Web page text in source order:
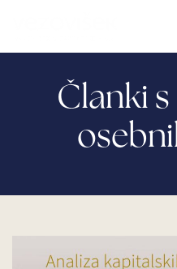
Članki